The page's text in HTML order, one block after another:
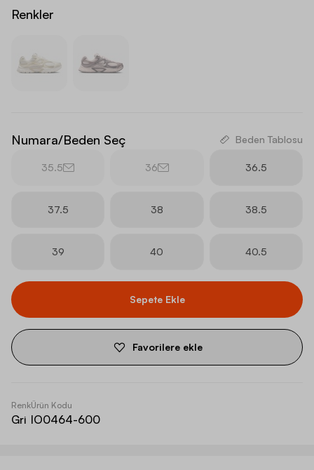
Renkler
Numara/Beden Seç Beden Tablosu
35.5 36 36.5
37.5 38 38.5
39 40 40.5
Sepete Ekle
Favorilere ekle
Renk
Gri
Ürün Kodu
IO0464-600